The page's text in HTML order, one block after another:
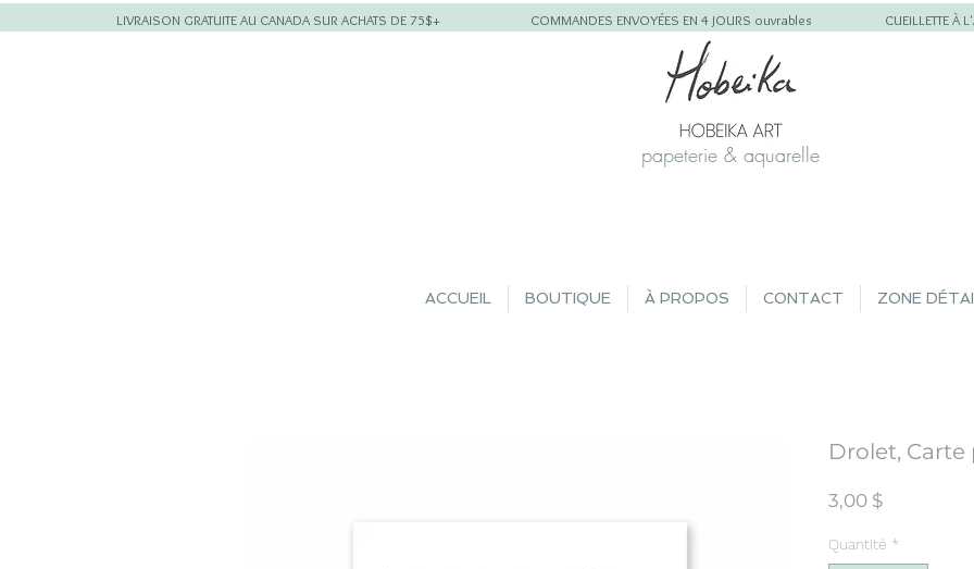
LIVRAISON GRATUITE AU CANADA SUR ACHATS DE 75$+ COMMANDES ENVOYÉES EN 4 JOURS ouvrables CUEILLETTE À
papeterie & aquarelle
ACCUEIL BOUTIQUE À PROPOS CONTACT ZONE
Drolet,
3,00 $Prix
Quantité *